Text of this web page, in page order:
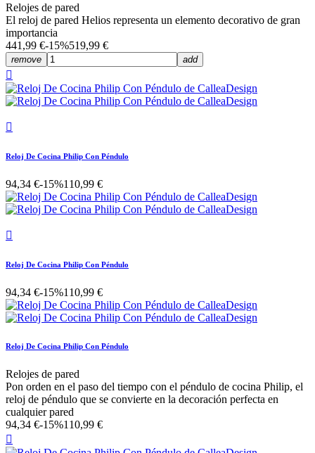
Relojes de pared
El reloj de pared Helios representa un elemento decorativo de gran
importancia
441,99 €-15%519,99 €
remove add


Reloj De Cocina Philip Con Péndulo
94,34 €-15%110,99 €

Reloj De Cocina Philip Con Péndulo
94,34 €-15%110,99 €
Reloj De Cocina Philip Con Péndulo
Relojes de pared
Pon orden en el paso del tiempo con el péndulo de cocina Philip, el
reloj de péndulo que se convierte en la decoración perfecta en
cualquier pared
94,34 €-15%110,99 €
